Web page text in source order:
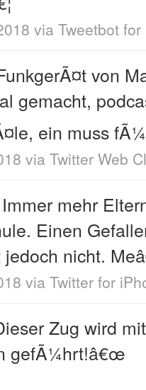
via Tweetbot for
von
gemacht,
ein muss
via Twitter Web
mehr
Einen
nicht.
via Twitter for
Zug wird
gefÃ¼hrt!â€œ